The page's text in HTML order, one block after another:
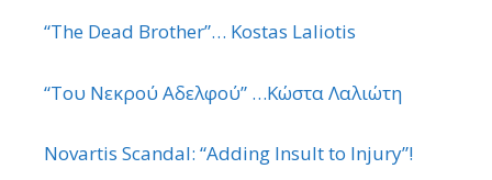
“The Dead Brother”… Kostas Laliotis
“Του Νεκρού Αδελφού” …Κώστα Λαλιώτη
Novartis Scandal: “Adding Insult to Injury”!